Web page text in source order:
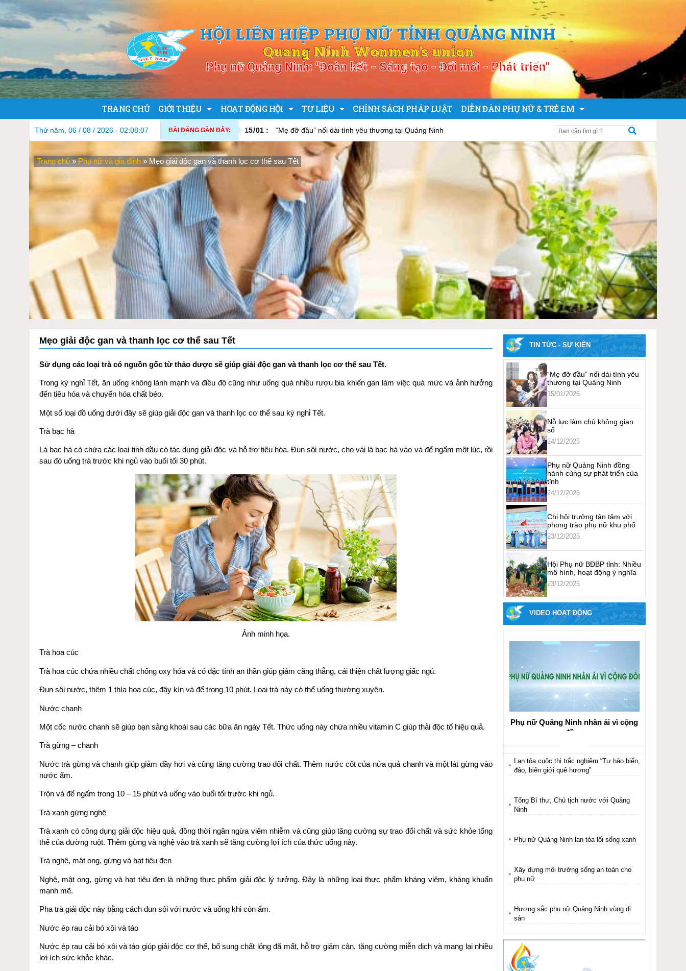
HỘI LIÊN HIỆP PHỤ NỮ TỈNH QUẢNG NINH
Quang Ninh Wonmen's union
Phụ nữ Quảng Ninh: "Đoàn kết - Sáng tạo - Đổi mới - Phát triển"
TRANG CHỦ GIỚI THIỆU HOẠT ĐỘNG HỘI TƯ LIỆU CHÍNH SÁCH PHÁP LUẬT DIỄN ĐÀN PHỤ NỮ & TRẺ EM
Thứ năm, 06 / 08 / 2026 - 02:08:08 BÀI ĐĂNG GẦN ĐÂY: 15/01 : “Mẹ đỡ đầu” nối dài tình yêu thương tại Quảng Ninh
Trang chủ »Phụ nữ và gia đình » Mẹo giải độc gan và thanh lọc cơ thể sau Tết
Mẹo giải độc gan và thanh lọc cơ thể sau Tết
Sử dụng các loại trà có nguồn gốc từ thảo dược sẽ giúp giải độc gan và thanh lọc cơ thể sau Tết.
Trong kỳ nghỉ Tết, ăn uống không lành mạnh và điều độ cũng như uống quá nhiều rượu bia khiến gan làm việc quá mức và ảnh hưởng
đến tiêu hóa và chuyển hóa chất béo.
Một số loại đồ uống dưới đây sẽ giúp giải độc gan và thanh lọc cơ thể sau kỳ nghỉ Tết.
Trà bạc hà
Lá bạc hà có chứa các loại tinh dầu có tác dụng giải độc và hỗ trợ tiêu hóa. Đun sôi nước, cho vài lá bạc hà vào và để ngấm một lúc, rồi
sau đó uống trà trước khi ngủ vào buổi tối 30 phút.
Ảnh minh họa.
Trà hoa cúc
Trà hoa cúc chứa nhiều chất chống oxy hóa và có đặc tính an thần giúp giảm căng thẳng, cải thiện chất lượng giấc ngủ.
Đun sôi nước, thêm 1 thìa hoa cúc, đậy kín và để trong 10 phút. Loại trà này có thể uống thường xuyên.
Nước chanh
Một cốc nước chanh sẽ giúp bạn sảng khoái sau các bữa ăn ngày Tết. Thức uống này chứa nhiều vitamin C giúp thải độc tố hiệu quả.
Trà gừng – chanh
Nước trà gừng và chanh giúp giảm đầy hơi và cũng tăng cường trao đổi chất. Thêm nước cốt của nửa quả chanh và một lát gừng vào
nước ấm.
Trộn và để ngấm trong 10 – 15 phút và uống vào buổi tối trước khi ngủ.
Trà xanh gừng nghệ
Trà xanh có công dụng giải độc hiệu quả, đồng thời ngăn ngừa viêm nhiễm và cũng giúp tăng cường sự trao đổi chất và sức khỏe tổng
thể của đường ruột. Thêm gừng và nghệ vào trà xanh sẽ tăng cường lợi ích của thức uống này.
Trà nghệ, mật ong, gừng và hạt tiêu đen
Nghệ, mật ong, gừng và hạt tiêu đen là những thực phẩm giải độc lý tưởng. Đây là những loại thực phẩm kháng viêm, kháng khuẩn
mạnh mẽ.
Pha trà giải độc này bằng cách đun sôi với nước và uống khi còn ấm.
Nước ép rau cải bó xôi và táo
Nước ép rau cải bó xôi và táo giúp giải độc cơ thể, bổ sung chất lỏng đã mất, hỗ trợ giảm cân, tăng cường miễn dịch và mang lại nhiều
lợi ích sức khỏe khác.
TIN TỨC - SỰ KIỆN
“Mẹ đỡ đầu” nối dài tình yêu
thương tại Quảng Ninh
15/01/2026
Nỗ lực làm chủ không gian
số
24/12/2025
Phụ nữ Quảng Ninh đồng
hành cùng sự phát triển của
tỉnh
24/12/2025
Chi hội trưởng tận tâm với
phong trào phụ nữ khu phố
23/12/2025
Hội Phụ nữ BĐBP tỉnh: Nhiều
mô hình, hoạt động ý nghĩa
23/12/2025
VIDEO HOẠT ĐỘNG
Phụ nữ Quảng Ninh nhân ái vì cộng
đồng
Lan tỏa cuộc thi trắc nghiệm “Tự hào biển,
đảo, biên giới quê hương”
Tổng Bí thư, Chủ tịch nước với Quảng
Ninh
Phụ nữ Quảng Ninh lan tỏa lối sống xanh
Xây dựng môi trường sống an toàn cho
phụ nữ
Hương sắc phụ nữ Quảng Ninh vùng di
sản